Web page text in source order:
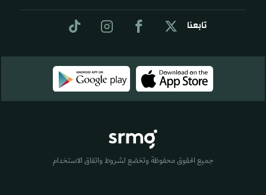
تابعنا
جميع الحقوق محفوظة وتخضع لشروط واتفاق الاستخدام